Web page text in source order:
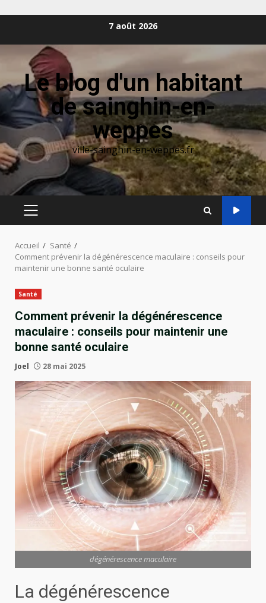
7 août 2026
Le blog d'un habitant
de sainghin-en-
weppes
ville-sainghin-en-weppes.fr
MENU
Accueil
Santé
Comment prévenir la dégénérescence maculaire : conseils pour
maintenir une bonne santé oculaire
Santé
Comment prévenir la dégénérescence
maculaire : conseils pour maintenir une
bonne santé oculaire
Joel 28 mai 2025
dégénérescence maculaire
La dégénérescence